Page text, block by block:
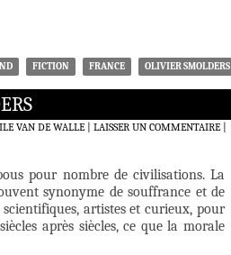
FICTION FRANCE OLIVIER SMOLDERS
VAN DE WALLE LAISSER UN COMMENTAIRE|
pour nombre de civilisations. La
synonyme de souffrance et de
artistes et curieux, pour
après siècles, ce que la morale